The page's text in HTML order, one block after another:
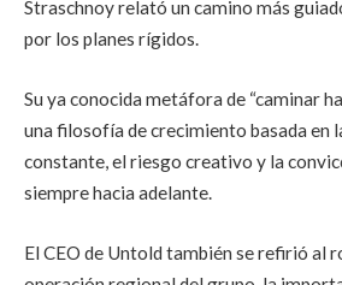
Straschnoy relató un camino más
por los planes rígidos.
Su ya conocida metáfora de “caminar
una filosofía de crecimiento basada en
constante, el riesgo creativo y la
siempre hacia adelante.
El CEO de Untold también se refirió al